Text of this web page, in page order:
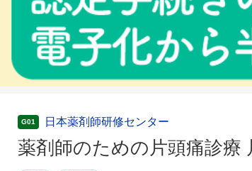
G01 日本薬剤師研修センター
薬剤師のための片頭痛診療